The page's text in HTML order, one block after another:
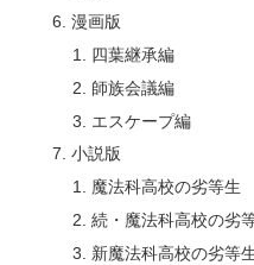
漫画版
四葉継承編
師族会議編
エスケープ編
小説版
魔法科高校の劣等生
続・魔法科高校の劣
新魔法科高校の劣